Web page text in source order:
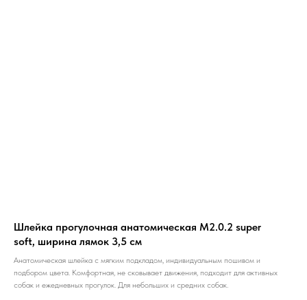
Шлейка прогулочная анатомическая M2.0.2 super
soft, ширина лямок 3,5 см
Анатомическая шлейка с мягким подкладом, индивидуальным пошивом и
подбором цвета. Комфортная, не сковывает движения, подходит для активных
собак и ежедневных прогулок. Для небольших и средних собак.